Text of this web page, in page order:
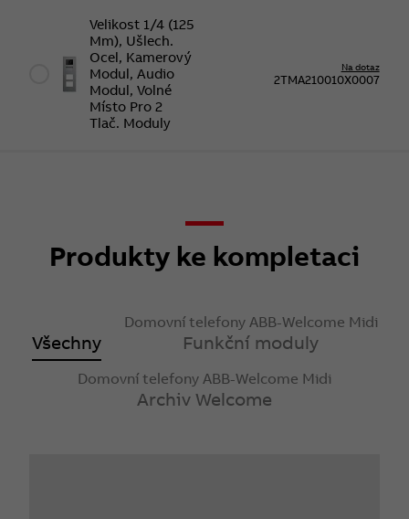
Velikost 1/4 (125
Mm), Ušlech.
Ocel, Kamerový
Modul, Audio
Modul, Volné
Místo Pro 2
Tlač. Moduly
Na dotaz
2TMA210010X0007
Produkty ke kompletaci
Všechny
Domovní telefony ABB-Welcome Midi
Funkční moduly
Domovní telefony ABB-Welcome Midi
Archiv Welcome